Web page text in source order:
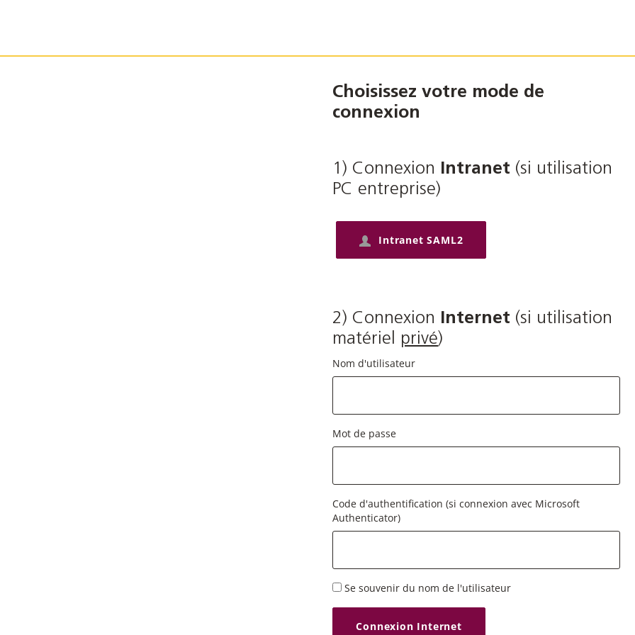
Connexion
Choisissez votre mode de
connexion
1) Connexion Intranet (si utilisation
PC entreprise)
Intranet SAML2
2) Connexion Internet (si utilisation
matériel privé)
Nom d'utilisateur
Mot de passe
Code d'authentification (si connexion avec Microsoft
Authenticator)
Se souvenir du nom de l'utilisateur